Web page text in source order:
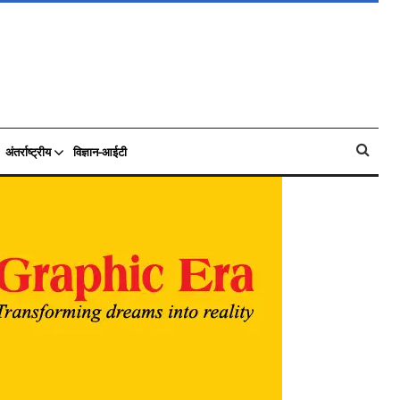
अंतर्राष्ट्रीय विज्ञान-आईटी